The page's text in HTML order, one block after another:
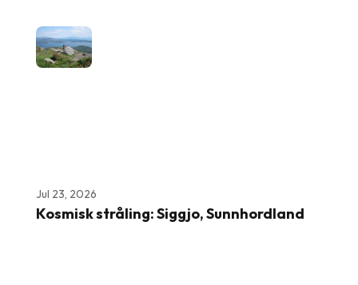
Jul 23, 2026
Kosmisk stråling: Siggjo, Sunnhordland